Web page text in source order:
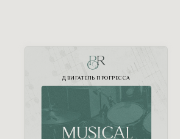
PR
ДВИГАТЕЛЬ ПРОГРЕССА